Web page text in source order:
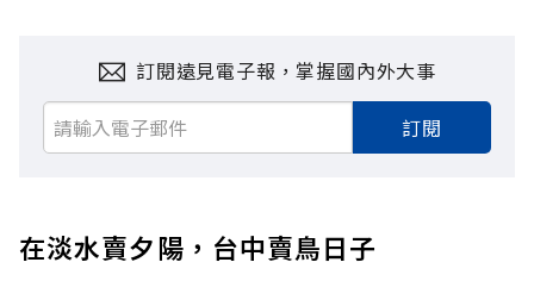
訂閱遠見電子報，掌握國內外大事
訂閱
在淡水賣夕陽，台中賣鳥日子